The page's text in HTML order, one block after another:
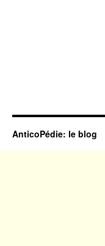
AnticoPédie: le blog